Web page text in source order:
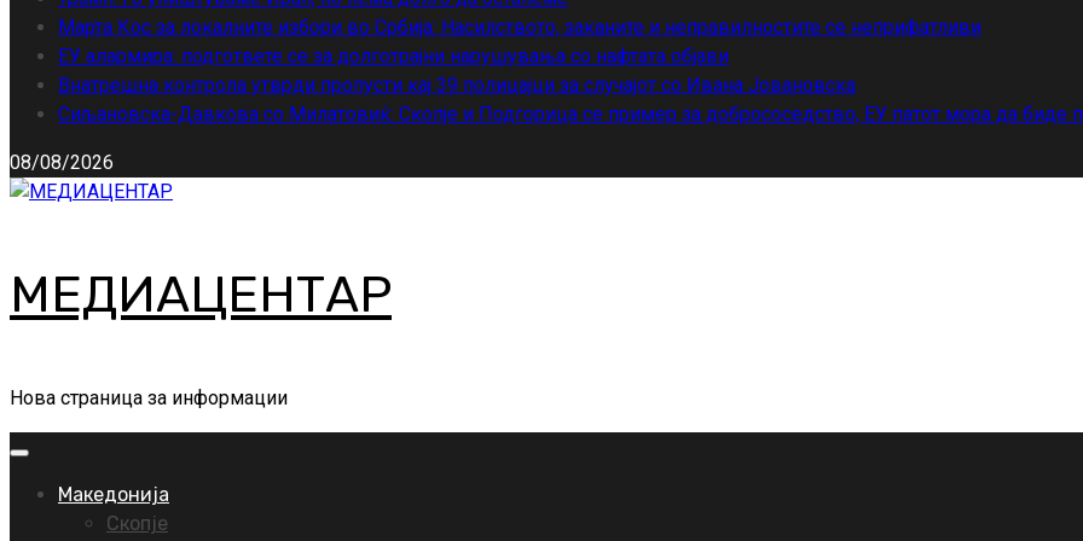
Марта Кос за локалните избори во Србија: Насилството, заканите и неправилностите се неприфатливи
ЕУ алармира: подгответе се за долготрајни нарушувања со нафтата објави
Внатрешна контрола утврди пропусти кај 39 полицајци за случајот со Ивана Јовановска
Сиљановска-Давкова со Милатовиќ: Скопје и Подгорица се пример за добрососедство, ЕУ патот мора да биде
08/08/2026
МЕДИАЦЕНТАР
Нова страница за информации
Primary
Македонија
Скопје